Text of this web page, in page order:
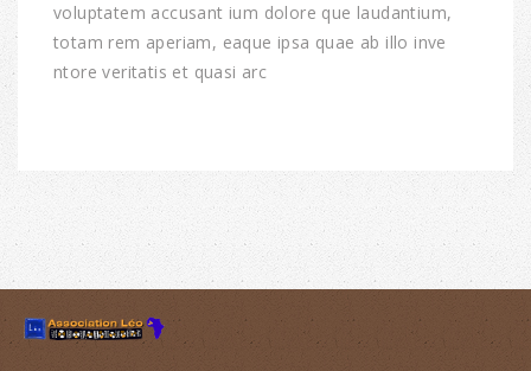
voluptatem accusant ium dolore que laudantium,
totam rem aperiam, eaque ipsa quae ab illo inve
ntore veritatis et quasi arc